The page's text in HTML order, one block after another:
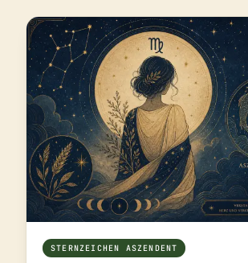
STERNZEICHEN ASZENDENT